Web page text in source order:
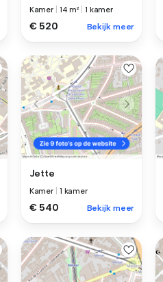
Kamer 14 m² 1 kamer
€ 520 Bekijk meer
Jette
Kamer 1 kamer
€ 540 Bekijk meer